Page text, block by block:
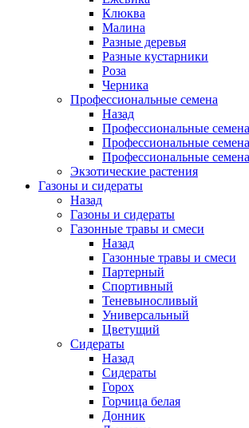
Клюква
Малина
Разные деревья
Разные кустарники
Роза
Черника
Профессиональные семена
Назад
Профессиональные семена
Профессиональные
Профессиональные
Экзотические растения
Газоны и сидераты
Назад
Газоны и сидераты
Газонные травы и смеси
Назад
Газонные травы и смеси
Партерный
Спортивный
Теневыносливый
Универсальный
Цветущий
Сидераты
Назад
Сидераты
Горох
Горчица белая
Донник